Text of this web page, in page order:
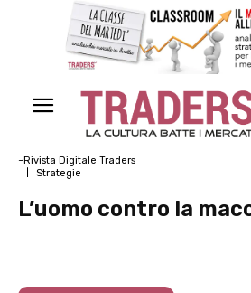
~Rivista Digitale Traders
Strategie
L’uomo contro la